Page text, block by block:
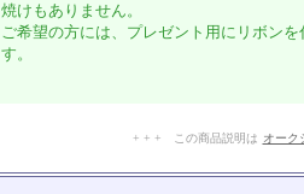
焼けもありません。
ご希望の方には、プレゼント用にリボンを
す。
+ + + この商品説明は オーク